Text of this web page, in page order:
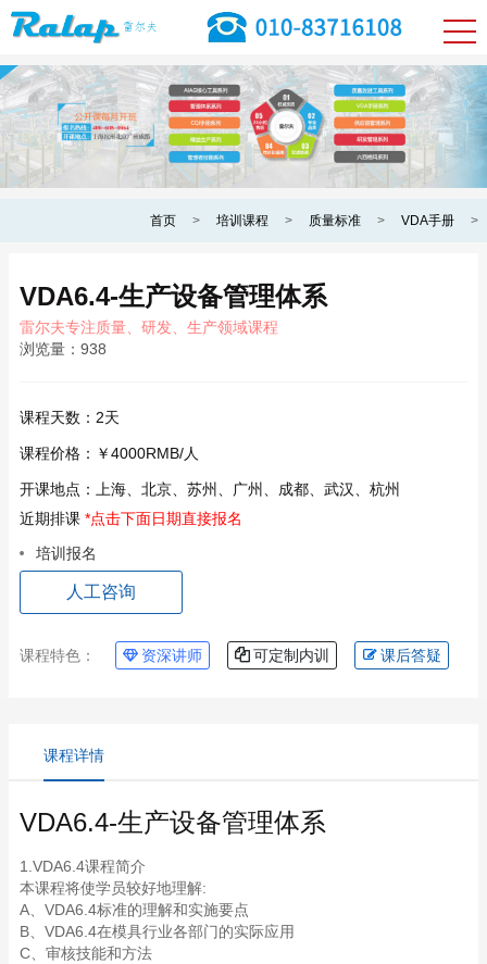
首页 > 培训课程 > 质量标准 > VDA手册 >
VDA6.4-生产设备管理体系
雷尔夫专注质量、研发、生产领域课程
浏览量： 938
课程天数： 2天
课程价格： ￥4000RMB/人
开课地点：
上海、北京、苏州、广州、成都、武汉、杭州
近期排课 *点击下面日期直接报名
培训报名
人工咨询
课程特色： 资深讲师 可定制内训 课后答疑
课程详情
VDA6.4-生产设备管理体系
1.VDA6.4课程简介
本课程将使学员较好地理解:
A、VDA6.4标准的理解和实施要点
B、VDA6.4在模具行业各部门的实际应用
C、审核技能和方法